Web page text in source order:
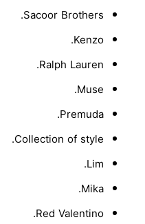
Sacoor Brothers.
Kenzo.
Ralph Lauren.
Muse.
Premuda.
Collection of style.
Lim.
Mika.
Red Valentino.